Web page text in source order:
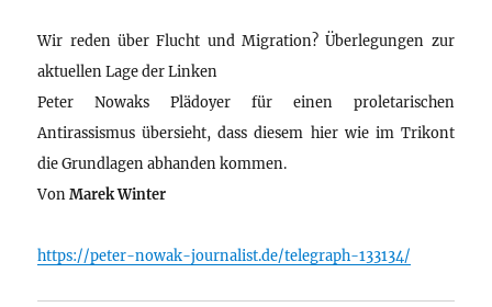
Wir reden über Flucht und Migration? Überlegungen zur
aktuellen Lage der Linken
Peter Nowaks Plädoyer für einen proletarischen
Antirassismus übersieht, dass diesem hier wie im Trikont
die Grundlagen abhanden kommen.
VonMarek Winter
https://peter-nowak-journalist.de/telegraph-133134/